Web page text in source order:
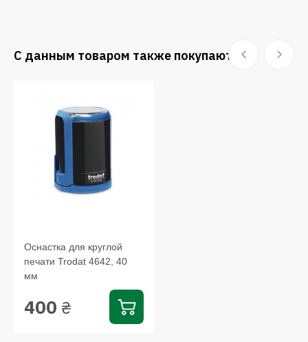
С данным товаром также покупают:
Оснастка для круглой
печати Trodat 4642, 40
мм
400 ₴